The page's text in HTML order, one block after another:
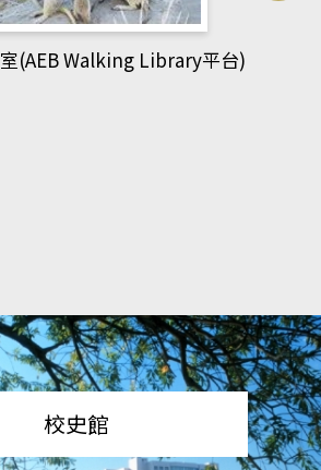
網管人(kono平台)
校史館